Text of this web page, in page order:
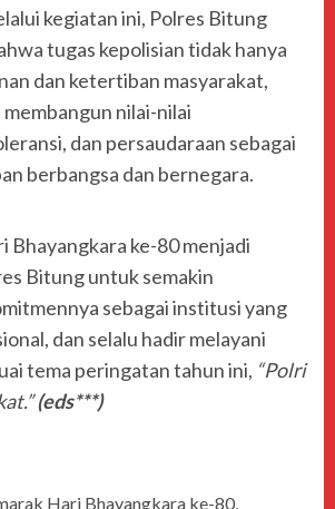
kegiatan ini, Polres Bitung
tugas kepolisian tidak hanya
dan ketertiban masyarakat,
nilai-nilai
dan persaudaraan sebagai
berbangsa dan bernegara.
Bhayangkara ke-80 menjadi
Bitung untuk semakin
sebagai institusi yang
dan selalu hadir melayani
tema peringatan tahun ini, “Polri
(eds***)
Hari Bhayangkara ke-80,